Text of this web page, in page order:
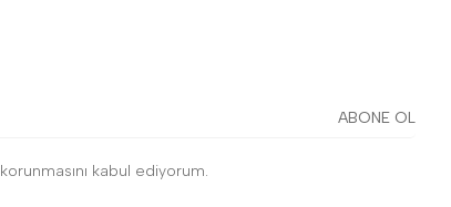
ABONE OL
korunmasını kabul ediyorum.